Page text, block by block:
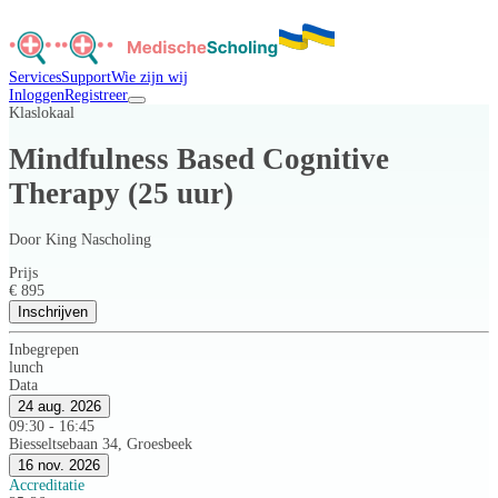
ServicesSupportWie zijn wij
InloggenRegistreer
Klaslokaal
Mindfulness Based Cognitive
Therapy (25 uur)
Door King Nascholing
Prijs
€ 895
Inschrijven
Inbegrepen
lunch
Data
24 aug. 2026
09:30 - 16:45
Biesseltsebaan 34, Groesbeek
16 nov. 2026
Accreditatie